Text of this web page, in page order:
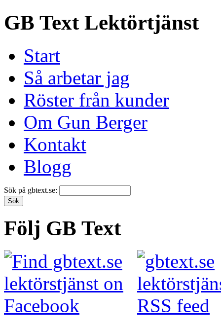
GB Text Lektörtjänst
Start
Så arbetar jag
Röster från kunder
Om Gun Berger
Kontakt
Blogg
Sök på gbtext.se:
Följ GB Text